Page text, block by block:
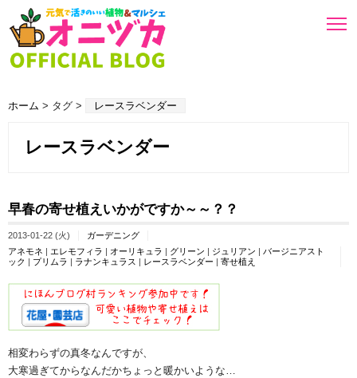
ホーム > タグ > レースラベンダー
レースラベンダー
早春の寄せ植えいかがですか～～？？
2013-01-22 (火)
ガーデニング
アネモネ | エレモフィラ | オーリキュラ | グリーン | ジュリアン | バージニアスト
ック | プリムラ | ラナンキュラス | レースラベンダー | 寄せ植え
相変わらずの真冬なんですが、
大寒過ぎてからなんだかちょっと暖かいような…